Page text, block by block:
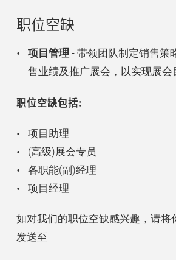
职位空缺
项目管理 - 带领团队制定销售策
售业绩及推广展会，以实现展会
职位空缺包括:
项目助理
(高级)展会专员
各职能(副)经理
项目经理
如对我们的职位空缺感兴趣，请将
发送至